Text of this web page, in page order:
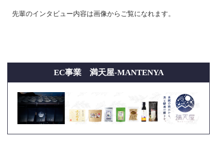
先輩のインタビュー内容は画像から ご覧になれます。
EC事業 満天屋-MANTENYA